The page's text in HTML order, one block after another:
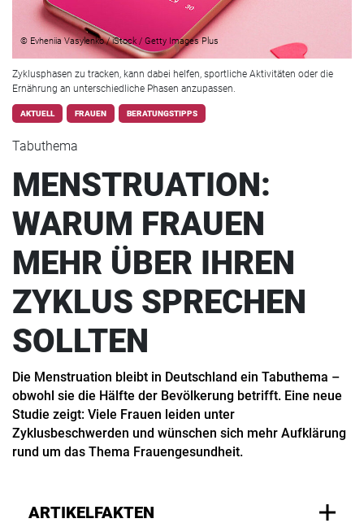
© Evheniia Vasylenko / iStock / Getty Images Plus
Zyklusphasen zu tracken, kann dabei helfen, sportliche Aktivitäten oder die
Ernährung an unterschiedliche Phasen anzupassen.
AKTUELL FRAUEN BERATUNGSTIPPS
Tabuthema
MENSTRUATION:
WARUM FRAUEN
MEHR ÜBER IHREN
ZYKLUS SPRECHEN
SOLLTEN
Die Menstruation bleibt in Deutschland ein Tabuthema –
obwohl sie die Hälfte der Bevölkerung betrifft. Eine neue
Studie zeigt: Viele Frauen leiden unter
Zyklusbeschwerden und wünschen sich mehr Aufklärung
rund um das Thema Frauengesundheit.
ARTIKELFAKTEN